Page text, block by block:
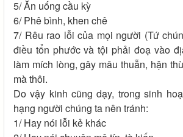
5/ Ăn uống cầu kỳ
6/ Phê bình, khen chê
7/ Rêu rao lỗi của mọi người (Tứ
điều tổn phước và tội phải đoạ vào
làm mích lòng, gây mâu thuẫn, hận
mà thôi.
Do vậy kinh cũng dạy, trong sinh
hạng người chúng ta nên tránh:
1/ Hay nói lỗi kẻ khác